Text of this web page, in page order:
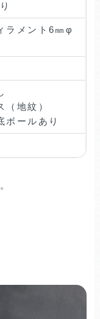
ラメント6㎜φ
（地紋）
ボールあり